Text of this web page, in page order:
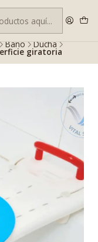
Revisa las condiciones.
Baño Ducha
giratoria